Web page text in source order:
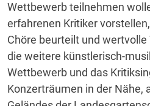
Wettbewerb teilnehmen
erfahrenen Kritiker
Chöre beurteilt und
die weitere künstlerisch-
Wettbewerb und das
Konzerträumen in der Nähe,